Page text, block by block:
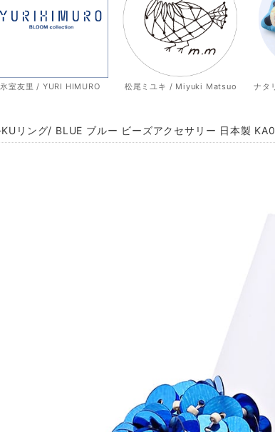
氷室友里 / YURI HIMURO 松尾ミユキ / Miyuki Matsuo ナタ
リング/ BLUE ブルー ビーズアクセサリー 日本製